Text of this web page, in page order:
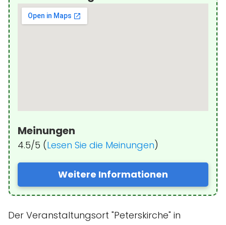
Meinungen
4.5/5 (Lesen Sie die Meinungen)
Weitere Informationen
Der Veranstaltungsort "Peterskirche" in